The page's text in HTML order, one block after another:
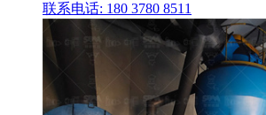
联系电话: 180 3780 8511